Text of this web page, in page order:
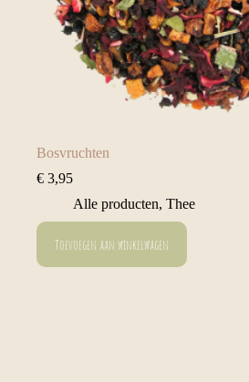
Bosvruchten
€ 3,95
Alle producten, Thee
Toevoegen aan winkelwagen